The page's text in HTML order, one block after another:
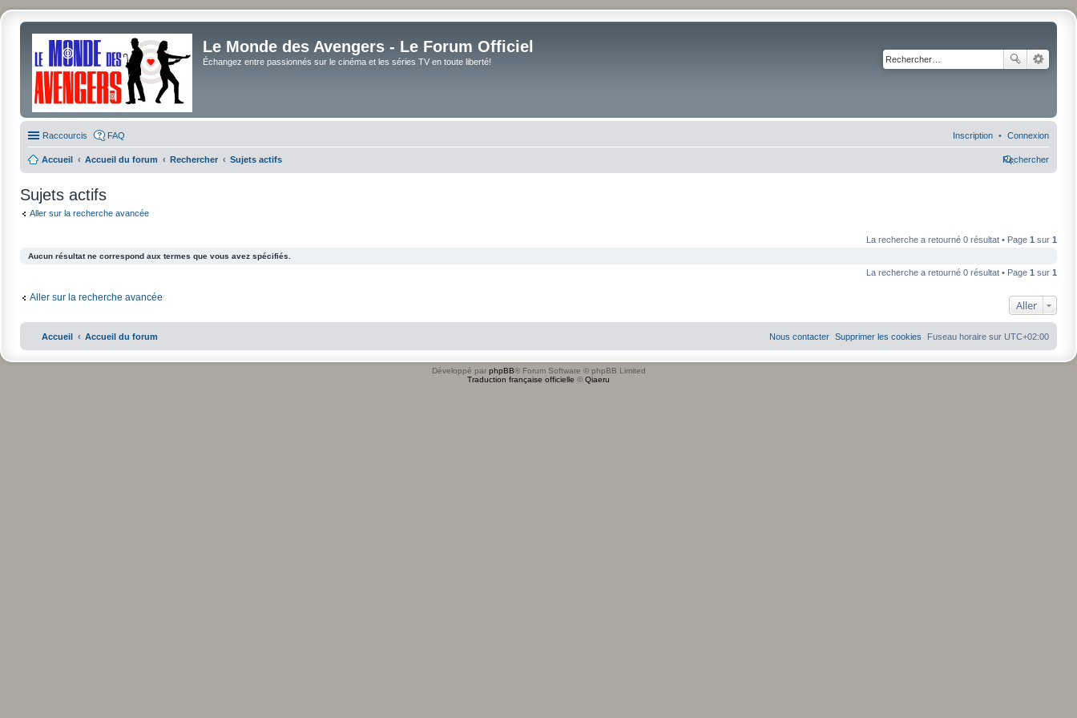
Le Monde des Avengers - Le Forum Officiel
Échangez entre passionnés sur le cinéma et les séries TV en toute liberté!
Raccourcis FAQ Connexion
Inscription
Accueil Accueil du forum Rechercher Sujets actifs Rechercher
Sujets actifs
Aller sur la recherche avancée
La recherche a retourné 0 résultat • Page 1 sur 1
Aucun résultat ne correspond aux termes que vous avez spécifiés.
La recherche a retourné 0 résultat • Page 1 sur 1
Aller sur la recherche avancée
Aller
Accueil Accueil du forum Fuseau horaire sur UTC+02:00
Supprimer les cookies
Nous contacter
Développé par phpBB® Forum Software © phpBB Limited
Traduction française officielle © Qiaeru